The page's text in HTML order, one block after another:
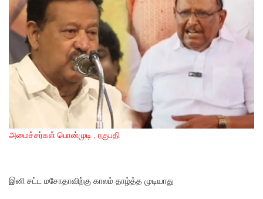
அமைச்சர்கள் பொன்முடி , ரகுபதி
இனி சட்ட மசோதாவிற்கு காலம் தாழ்த்த முடியாது